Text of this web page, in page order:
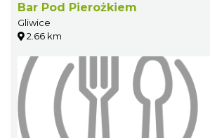
Bar Pod Pierożkiem
Gliwice
2.66 km